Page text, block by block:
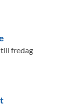
fredag